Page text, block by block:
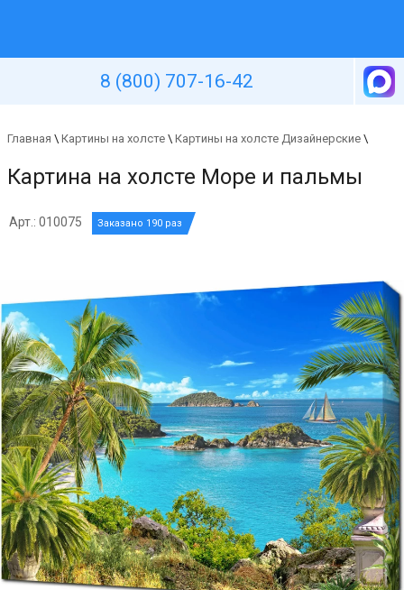
8 (800) 707-16-42
Главная \ Картины на холсте \ Картины на холсте Дизайнерские \
Картина на холсте Море и пальмы
Арт.: 010075 Заказано 190 раз